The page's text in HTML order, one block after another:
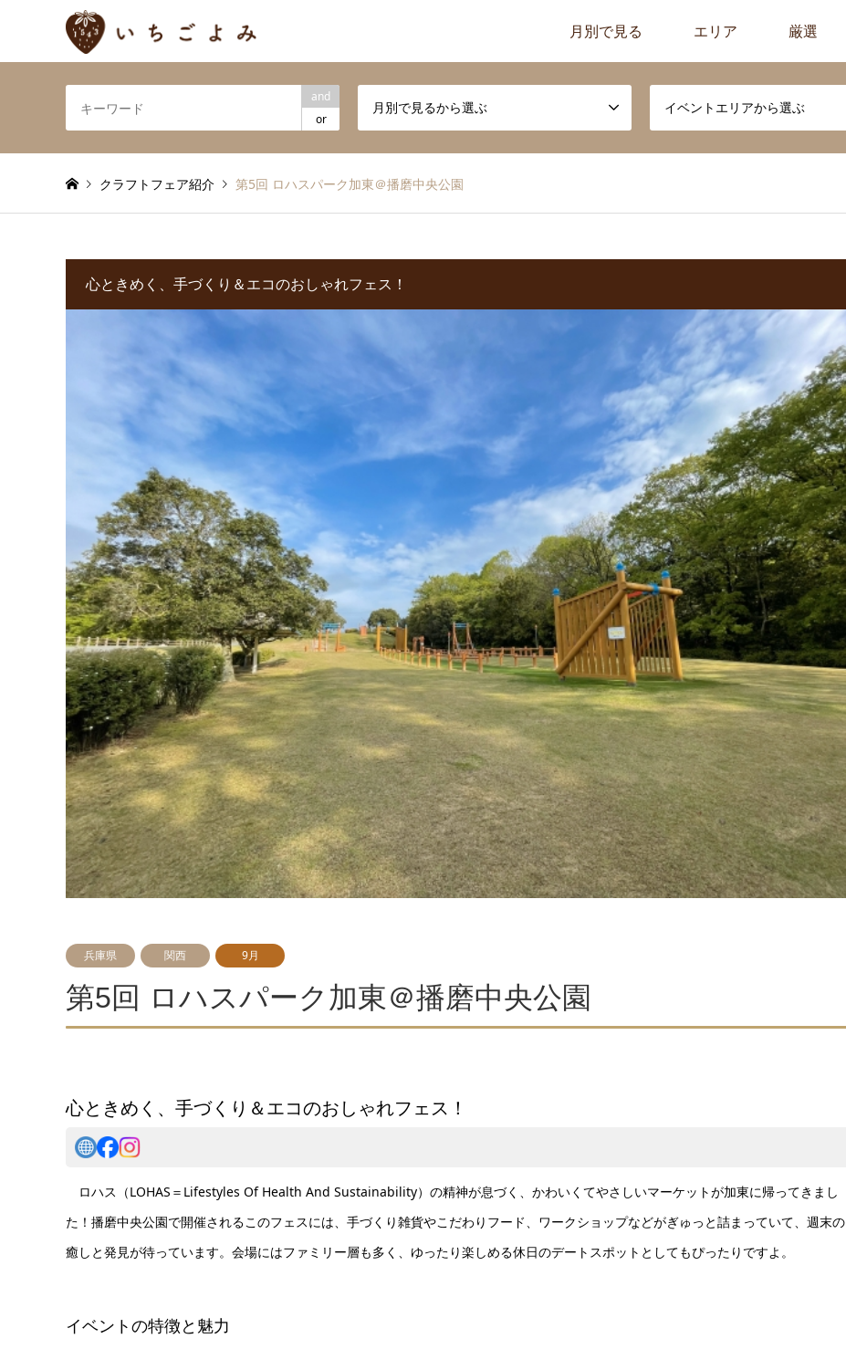
月別で見る エリア 厳選
and
or
月別で見るから選ぶ イベントエリアから選ぶ
クラフトフェア紹介 第5回 ロハスパーク加東＠播磨中央公園
心ときめく、手づくり＆エコのおしゃれフェス！
兵庫県 関西 9月
第5回 ロハスパーク加東＠播磨中央公園
心ときめく、手づくり＆エコのおしゃれフェス！
ロハス（LOHAS＝Lifestyles Of Health And Sustainability）の精神が息づく、かわいくてやさしいマーケットが加東に帰ってきまし
た！播磨中央公園で開催されるこのフェスには、手づくり雑貨やこだわりフード、ワークショップなどがぎゅっと詰まっていて、週末の
癒しと発見が待っています。会場にはファミリー層も多く、ゆったり楽しめる休日のデートスポットとしてもぴったりですよ。
イベントの特徴と魅力